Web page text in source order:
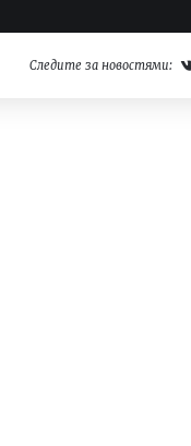
Следите за новостями: